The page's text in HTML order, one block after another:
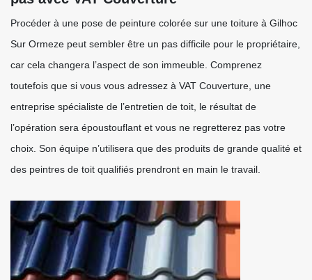
Procéder à une pose de peinture colorée sur une toiture à Gilhoc
Sur Ormeze peut sembler être un pas difficile pour le propriétaire,
car cela changera l’aspect de son immeuble. Comprenez
toutefois que si vous vous adressez à VAT Couverture, une
entreprise spécialiste de l’entretien de toit, le résultat de
l’opération sera époustouflant et vous ne regretterez pas votre
choix. Son équipe n’utilisera que des produits de grande qualité et
des peintres de toit qualifiés prendront en main le travail.